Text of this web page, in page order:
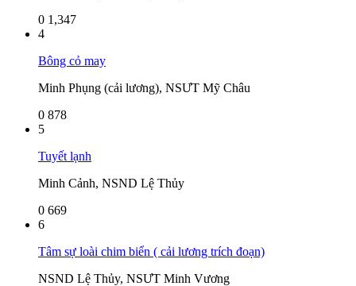
0 1,347
4
Bông cỏ may
Minh Phụng (cải lương), NSƯT Mỹ Châu
0 878
5
Tuyết lạnh
Minh Cảnh, NSND Lệ Thủy
0 669
6
Tâm sự loài chim biển ( cải lương trích đoạn)
NSND Lệ Thủy, NSƯT Minh Vương